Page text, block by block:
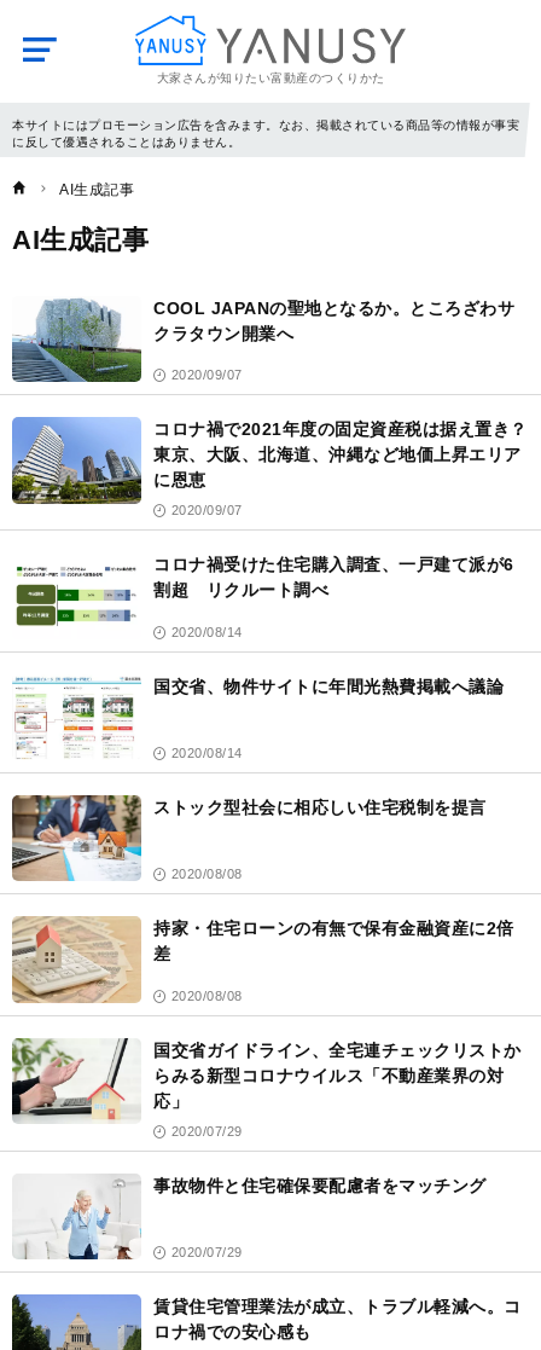
大家さんが知りたい富動産のつくりかた
YANUSY
本サイトにはプロモーション広告を含みます。なお、掲載されている商品等の情報が事実
に反して優遇されることはありません。
AI生成記事
AI生成記事
COOL JAPANの聖地となるか。ところざわサ
クラタウン開業へ
2020/09/07
コロナ禍で2021年度の固定資産税は据え置き？
東京、大阪、北海道、沖縄など地価上昇エリア
に恩恵
2020/09/07
コロナ禍受けた住宅購入調査、一戸建て派が6
割超 リクルート調べ
2020/08/14
国交省、物件サイトに年間光熱費掲載へ議論
2020/08/14
ストック型社会に相応しい住宅税制を提言
2020/08/08
持家・住宅ローンの有無で保有金融資産に2倍
差
2020/08/08
国交省ガイドライン、全宅連チェックリストか
らみる新型コロナウイルス「不動産業界の対
応」
2020/07/29
事故物件と住宅確保要配慮者をマッチング
2020/07/29
賃貸住宅管理業法が成立、トラブル軽減へ。コ
ロナ禍での安心感も